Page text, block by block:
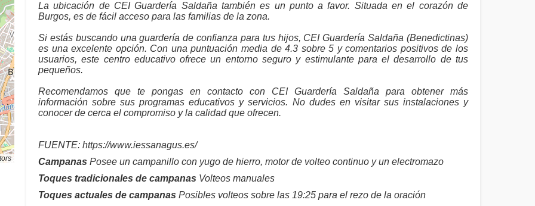
La ubicación de CEI Guardería Saldaña también es un punto a favor. Situada en el corazón de
Burgos, es de fácil acceso para las familias de la zona.
Si estás buscando una guardería de confianza para tus hijos, CEI Guardería Saldaña (Benedictinas)
es una excelente opción. Con una puntuación media de 4.3 sobre 5 y comentarios positivos de los
usuarios, este centro educativo ofrece un entorno seguro y estimulante para el desarrollo de tus
pequeños.
Recomendamos que te pongas en contacto con CEI Guardería Saldaña para obtener más
información sobre sus programas educativos y servicios. No dudes en visitar sus instalaciones y
conocer de cerca el compromiso y la calidad que ofrecen.
FUENTE: https://www.iessanagus.es/
Campanas Posee un campanillo con yugo de hierro, motor de volteo continuo y un electromazo
Toques tradicionales de campanas Volteos manuales
Toques actuales de campanas Posibles volteos sobre las 19:25 para el rezo de la oración